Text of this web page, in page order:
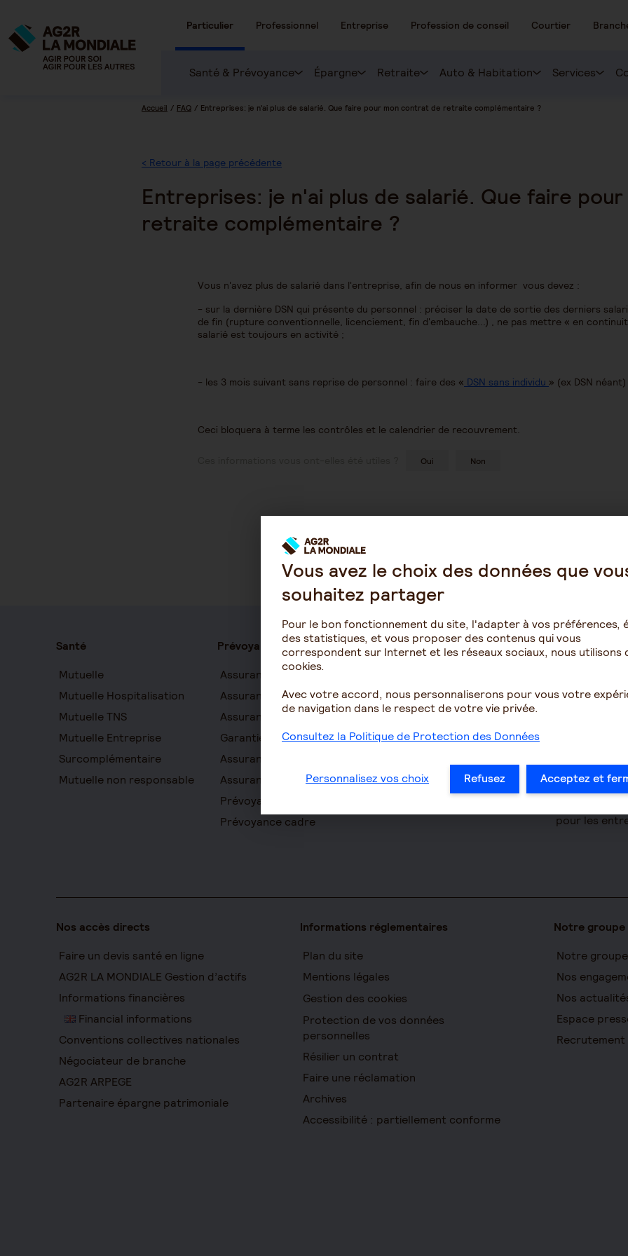
Particulier Professionnel Entreprise Profession de conseil Courtier
Santé & Prévoyance Épargne Retraite Auto & Habitation Services
Accueil FAQ Entreprises: je n'ai plus de salarié. Que faire pour mon contrat de retraite complémentaire ?
< Retour à la page précédente
Entreprises: je n'ai plus de salarié. Que faire
retraite complémentaire ?
Vous n'avez plus de salarié dans l'entreprise, afin de nous en informer vous devez :
- sur la dernière DSN qui présente du personnel : préciser la date de sortie des derniers
de fin (rupture conventionnelle, licenciement, fin d'embauche...) , ne pas mettre « en
salarié est toujours en activité ;
- les 3 mois suivant sans reprise de personnel : faire des « DSN sans individu » (ex DSN néant)
Ceci bloquera à terme les contrôles et le calendrier de recouvrement.
Oui Non
Santé
Mutuelle
Mutuelle Hospitalisation
Mutuelle TNS
Mutuelle Entreprise
Surcomplémentaire
Mutuelle non responsable
Prévoyance
Assurance autonomie
Assurance décès
Assurance obsèques
Garantie Protection Accident
Assurance prévoyance TNS
Assurance homme clé
Prévoyance entreprise
Prévoyance cadre
Épargne
PERIN
PERCOL / PERECOL
PERO
Contrat de capitalisation
Retraite
pour seniors
Les
à la retraite
Le calcul de
Les
pour les
Nos accès directs
Faire un devis santé en ligne
AG2R LA MONDIALE Gestion d’actifs
Informations financières
Financial informations
Conventions collectives nationales
Négociateur de branche
AG2R ARPEGE
Partenaire épargne patrimoniale
Informations réglementaires
Plan du site
Mentions légales
Gestion des cookies
Protection de vos données
personnelles
Résilier un contrat
Faire une réclamation
Archives
Accessibilité : partiellement conforme
Notre groupe
Notre groupe
Nos
Nos
Espace
Recrutement
Vous avez le choix des données que
souhaitez partager
Pour le bon fonctionnement du site, l'adapter à vos préférences,
des statistiques, et vous proposer des contenus qui vous
correspondent sur Internet et les réseaux sociaux, nous utilisons
cookies.
Avec votre accord, nous personnaliserons pour vous votre
de navigation dans le respect de votre vie privée.
Consultez la Politique de Protection des Données
Personnalisez vos choix Refusez Acceptez et